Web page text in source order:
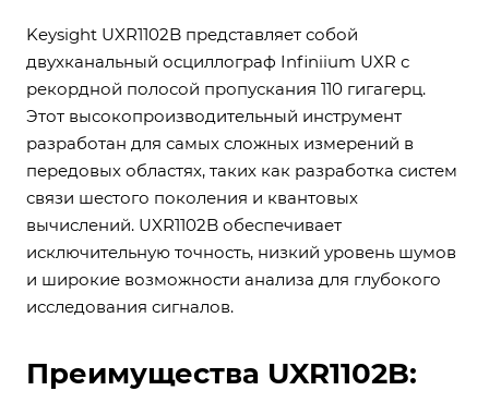
Keysight UXR1102B представляет собой
двухканальный осциллограф Infiniium UXR с
рекордной полосой пропускания 110 гигагерц.
Этот высокопроизводительный инструмент
разработан для самых сложных измерений в
передовых областях, таких как разработка систем
связи шестого поколения и квантовых
вычислений. UXR1102B обеспечивает
исключительную точность, низкий уровень шумов
и широкие возможности анализа для глубокого
исследования сигналов.
Преимущества UXR1102B: